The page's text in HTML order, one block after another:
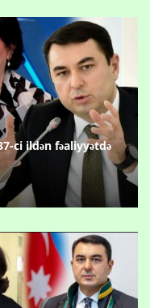
ci ildən fəaliyyətdə